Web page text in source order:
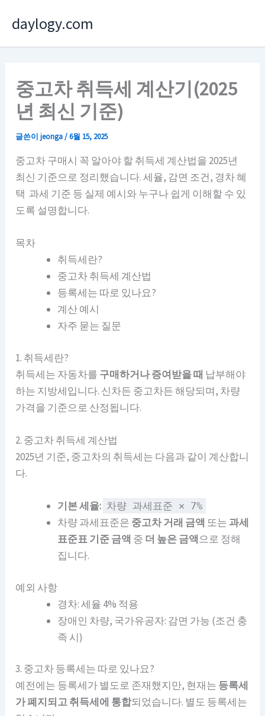
daylogy.com
중고차 취득세 계산기(2025
년 최신 기준)
글쓴이jeonga/6월 15, 2025
중고차 구매시 꼭 알아야 할 취득세 계산법을 2025년
최신 기준으로 정리했습니다. 세율, 감면 조건, 경차 혜
택 과세 기준 등 실제 예시와 누구나 쉽게 이해할 수 있
도록 설명합니다.
목차
취득세란?
중고차 취득세 계산법
등록세는 따로 있나요?
계산 예시
자주 묻는 질문
1. 취득세란?
취득세는 자동차를 구매하거나 증여받을 때 납부해야
하는 지방세입니다. 신차든 중고차든 해당되며, 차량
가격을 기준으로 산정됩니다.
2. 중고차 취득세 계산법
2025년 기준, 중고차의 취득세는 다음과 같이 계산합니
다.
기본 세율: 차량 과세표준 × 7%
차량 과세표준은 중고차 거래 금액 또는 과세
표준표 기준 금액 중 더 높은 금액으로 정해
집니다.
예외 사항
경차: 세율 4% 적용
장애인 차량, 국가유공자: 감면 가능 (조건 충
족 시)
3. 중고차 등록세는 따로 있나요?
예전에는 등록세가 별도로 존재했지만, 현재는 등록세
가 폐지되고 취득세에 통합되었습니다. 별도 등록세는